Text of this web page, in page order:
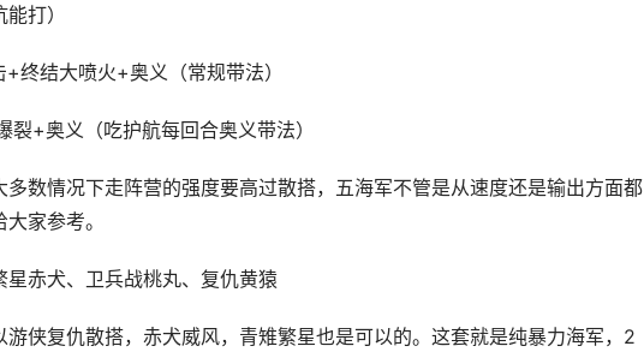
打）
终结大喷火+奥义（常规带法）
+奥义（吃护航每回合奥义带法）
数情况下走阵营的强度要高过散搭，五海军不管是从速度还是输出方面都
家参考。
赤犬、卫兵战桃丸、复仇黄猿
侠复仇散搭，赤犬威风，青雉繁星也是可以的。这套就是纯暴力海军，2